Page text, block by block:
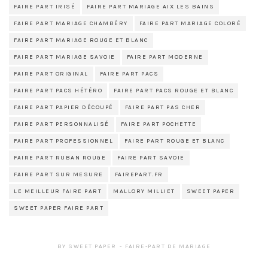
FAIRE PART IRISÉ FAIRE PART MARIAGE AIX LES BAINS
FAIRE PART MARIAGE CHAMBÉRY FAIRE PART MARIAGE COLORÉ
FAIRE PART MARIAGE ROUGE ET BLANC
FAIRE PART MARIAGE SAVOIE FAIRE PART MODERNE
FAIRE PART ORIGINAL FAIRE PART PACS
FAIRE PART PACS HÉTÉRO FAIRE PART PACS ROUGE ET BLANC
FAIRE PART PAPIER DÉCOUPÉ FAIRE PART PAS CHER
FAIRE PART PERSONNALISÉ FAIRE PART POCHETTE
FAIRE PART PROFESSIONNEL FAIRE PART ROUGE ET BLANC
FAIRE PART RUBAN ROUGE FAIRE PART SAVOIE
FAIRE PART SUR MESURE FAIREPART.FR
LE MEILLEUR FAIRE PART MALLORY MILLIET SWEET PAPER
SWEET PAPER FAIRE PART
BY SWEET PAPER FAIRE-PART DE MARIAGE